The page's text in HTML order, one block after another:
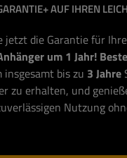
AUF IHREN
jetzt die Garantie für
um 1 Jahr!
insgesamt bis zu 3 Jahre
zu erhalten, und
Nutzung